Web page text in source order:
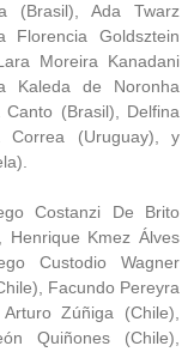
(Brasil), Ada Twarz
Florencia Goldsztein
Moreira Kanadani
Kaleda de Noronha
(Brasil), Delfina
Correa (Uruguay), y
Costanzi De Brito
Henrique Kmez Álves
Custodio Wagner
Facundo Pereyra
Zúñiga (Chile),
Quiñones (Chile),